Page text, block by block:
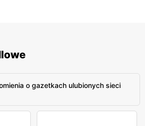
o gazetkach ulubionych sieci